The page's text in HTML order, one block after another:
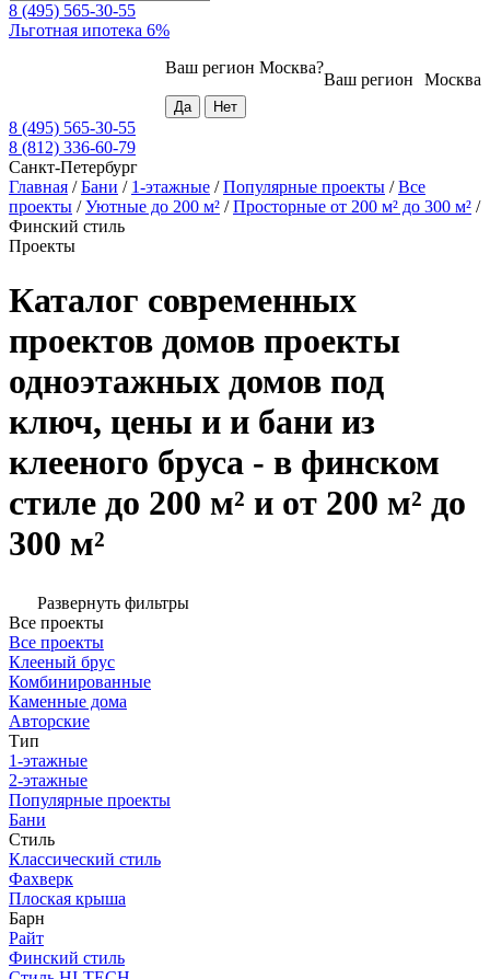
8 (495) 565-30-55
Льготная ипотека 6%
Москва
Ваш регион
Ваш регион Москва?
8 (495) 565-30-55
8 (812) 336-60-79
Санкт-Петербург
Главная /Бани / 1-этажные /Популярные проекты /Все
проекты /Уютные до 200 м² /Просторные от 200 м² до 300 м² /
Финский стиль
Проекты
Каталог современных
проектов домов проекты
одноэтажных домов под
ключ, цены и и бани из
клееного бруса - в финском
стиле до 200 м² и от 200 м² до
300 м²
Развернуть фильтры
Все проекты
Все проекты
Клееный брус
Комбинированные
Каменные дома
Авторские
Тип
1-этажные
2-этажные
Популярные проекты
Бани
Стиль
Классический стиль
Фахверк
Плоская крыша
Барн
Райт
Финский стиль